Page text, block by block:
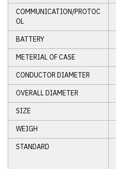
COMMUNICATION/PROTOC
OL
BATTERY
METERIAL OF CASE
CONDUCTOR DIAMETER
OVERALL DIAMETER
SIZE
WEIGH
STANDARD